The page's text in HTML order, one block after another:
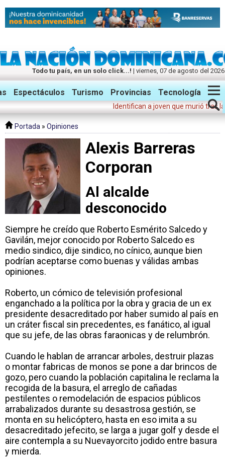
Todo tu país, en un solo click...! | viernes, 07 de agosto del 2026
Twitter Facebook Instagram
Espectáculos Turismo Provincias Tecnología
Identifican a joven que murió tras
Portada » Opiniones
Alexis Barreras
Corporan
Al alcalde
desconocido
Siempre he creído que Roberto Esmérito Salcedo y
Gavilán, mejor conocido por Roberto Salcedo es
medio sindico, dije sindico, no cínico, aunque bien
podrían aceptarse como buenas y válidas ambas
opiniones.
Roberto, un cómico de televisión profesional
enganchado a la política por la obra y gracia de un ex
presidente desacreditado por haber sumido al país en
un cráter fiscal sin precedentes, es fanático, al igual
que su jefe, de las obras faraonicas y de relumbrón.
Cuando le hablan de arrancar arboles, destruir plazas
o montar fabricas de monos se pone a dar brincos de
gozo, pero cuando la población capitalina le reclama la
recogida de la basura, el arreglo de cañadas
pestilentes o remodelación de espacios públicos
arrabalizados durante su desastrosa gestión, se
monta en su helicóptero, hasta en eso imita a su
desacreditado jefecito, se larga a jugar golf y desde el
aire contempla a su Nuevayorcito jodido entre basura
y mierda.